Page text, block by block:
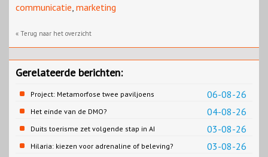
communicatie, marketing
« Terug naar het overzicht
Gerelateerde berichten:
06-08-26
Project: Metamorfose twee paviljoens
Biesbosch MuseumEiland
04-08-26
Het einde van de DMO?
03-08-26
Duits toerisme zet volgende stap in AI
content
03-08-26
Hilaria: kiezen voor adrenaline of beleving?